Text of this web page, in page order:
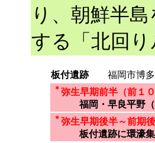
り、朝鮮半
する「北回
板付遺跡福岡市博多区
＊ 弥生早期前半（前１
福岡・早良平野
＊ 弥生早期後半～前期
板付遺跡に環濠